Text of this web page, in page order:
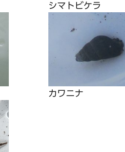
シマトビケラ
カワニナ